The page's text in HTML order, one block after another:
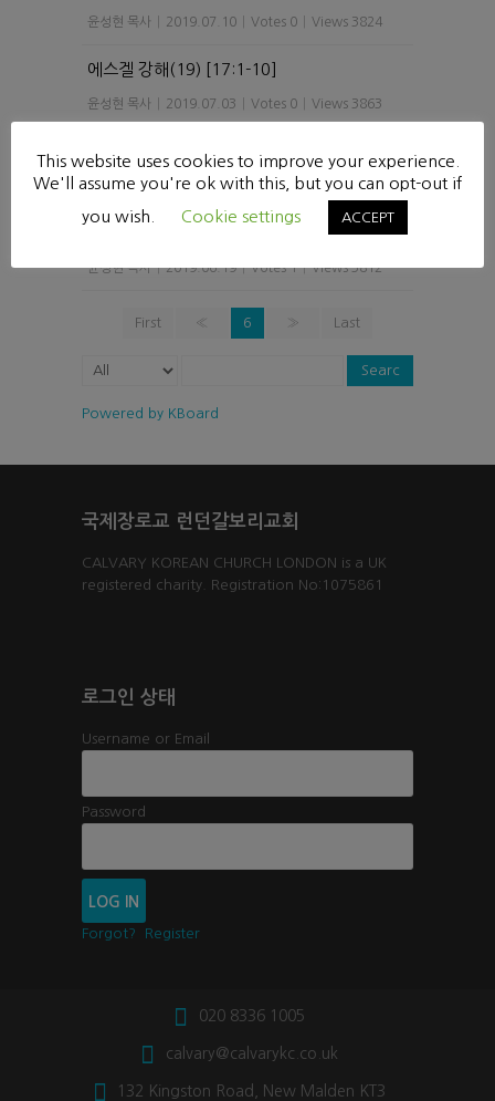
윤성현 목사 2019.07.10 Votes 0 Views 3824
에스겔 강해(19) [17:1-10]
윤성현 목사 2019.07.03 Votes 0 Views 3863
에스겔 강해(18) [16:44-63]
윤성현 목사 | 2019.06.26 | Votes 1 | Views 3835
윤성현 목사 | 2019.06.19 | Votes 1 | Views 3812
First « 6 » Last
Searc
Powered by KBoard
국제장로교 런던갈보리교회
CALVARY KOREAN CHURCH LONDON is a UK
registered charity. Registration No:1075861
로그인 상태
Username or Email
Password
Forgot? Register
020 8336 1005
calvary@calvarykc.co.uk
132 Kingston Road, New Malden KT3
This website uses cookies to improve your experience.
We'll assume you're ok with this, but you can opt-out if
you wish.
Cookie settings ACCEPT